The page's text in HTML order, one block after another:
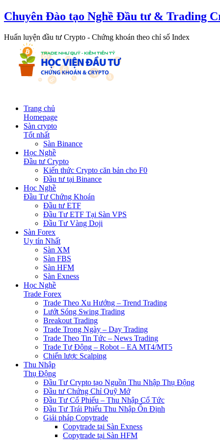
Chuyên Đào tạo Nghề Đầu tư & Trading
Huấn luyện đầu tư Crypto - Chứng khoán theo chỉ số Index
Trang chủ
Homepage
Sàn crypto
Tốt nhất
Sàn Binance
Học Nghề
Đầu tư Crypto
Kiến thức Crypto căn bản cho F0
Đầu tư tại Binance
Học Nghề
Đầu Tư Chứng Khoán
Đầu tư ETF
Đầu Tư ETF Tại Sàn VPS
Đầu Tư Vàng Doji
Sàn Forex
Uy tín Nhất
Sàn XM
Sàn FBS
Sàn HFM
Sàn Exness
Học Nghề
Trade Forex
Trade Theo Xu Hướng – Trend Trading
Lướt Sóng Swing Trading
Breakout Trading
Trade Trong Ngày – Day Trading
Trade Theo Tin Tức – News Trading
Trade Tự Động – Robot – EA MT4/MT5
Chiến lược Scalping
Thu Nhập
Thụ Động
Đầu Tư Crypto tạo Nguồn Thu Nhập Thụ Động
Đầu tư Chứng Chỉ Quỹ Mở
Đầu Tư Cổ Phiếu – Thu Nhập Cổ Tức
Đầu Tư Trái Phiếu Thu Nhập Ổn Định
Giải pháp Copytrade
Copytrade tại Sàn Exness
Copytrade tại Sàn HFM